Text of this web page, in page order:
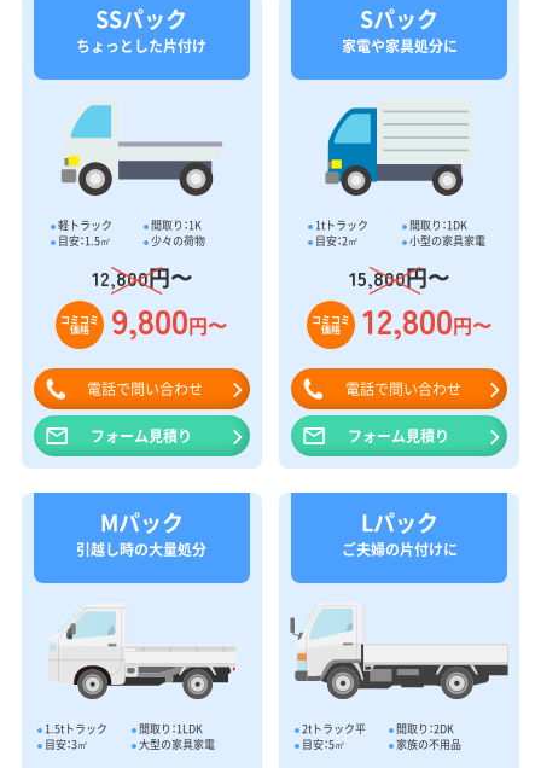
SSパック
ちょっとした片付け
軽トラック
間取り：1K
目安：1.5㎥
少々の荷物
12,800円〜
コミコミ
価格 9,800円〜
電話で問い合わせ
フォーム見積り
Sパック
家電や家具処分に
1tトラック
間取り：1DK
目安：2㎥
小型の家具家電
15,800円〜
コミコミ
価格 12,800円〜
電話で問い合わせ
フォーム見積り
Mパック
引越し時の大量処分
1.5tトラック
間取り：1LDK
目安：3㎥
大型の家具家電
Lパック
ご夫婦の片付けに
2tトラック平
間取り：2DK
目安：5㎥
家族の不用品